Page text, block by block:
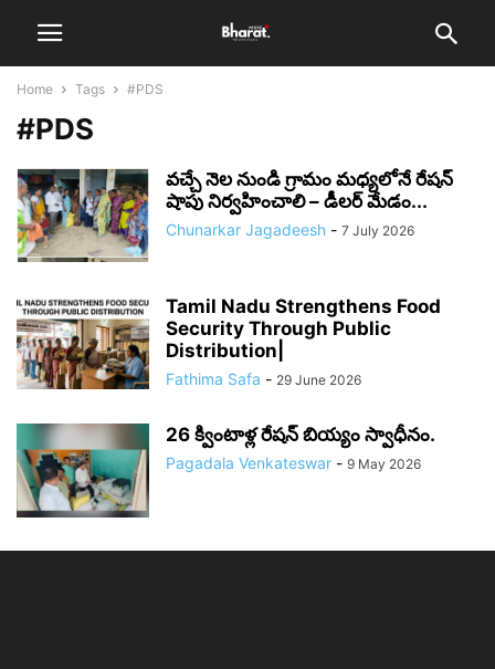
Home Tags #PDS
#PDS
వచ్చే నెల నుండి గ్రామం మధ్యలోనే రేషన్
షాపు నిర్వహించాలి – డీలర్ మేడం...
Chunarkar Jagadeesh - 7 July 2026
Tamil Nadu Strengthens Food
Security Through Public
Distribution|
Fathima Safa - 29 June 2026
26 క్వింటాళ్ల రేషన్ బియ్యం స్వాధీనం.
Pagadala Venkateswar - 9 May 2026